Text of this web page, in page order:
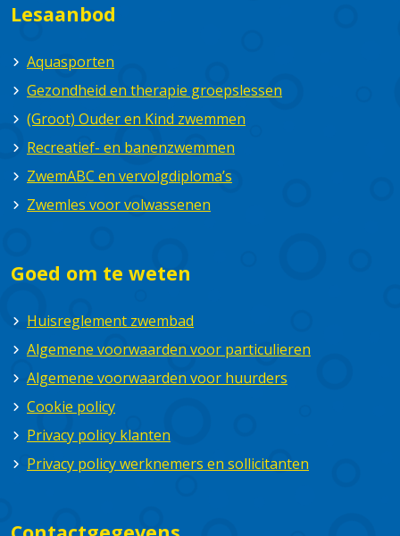
Lesaanbod
Aquasporten
Gezondheid en therapie groepslessen
(Groot) Ouder en Kind zwemmen
Recreatief- en banenzwemmen
ZwemABC en vervolgdiploma’s
Zwemles voor volwassenen
Goed om te weten
Huisreglement zwembad
Algemene voorwaarden voor particulieren
Algemene voorwaarden voor huurders
Cookie policy
Privacy policy klanten
Privacy policy werknemers en sollicitanten